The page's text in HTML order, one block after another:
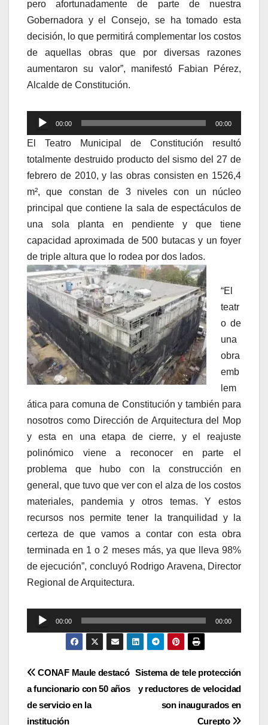
pero afortunadamente de parte de nuestra
Gobernadora y el Consejo, se ha tomado esta
decisión, lo que permitirá complementar los costos
de aquellas obras que por diversas razones
aumentaron su valor”, manifestó Fabian Pérez,
Alcalde de Constitución.
Reproductor
de
00:00 00:00
El Teatro Municipal de Constitución resultó
totalmente destruido producto del sismo del 27 de
febrero de 2010, y las obras consisten en 1526,4
m², que constan de 3 niveles con un núcleo
principal que contiene la sala de espectáculos de
una sola planta en pendiente y que tiene
capacidad aproximada de 500 butacas y un foyer
de triple altura que lo rodea por dos lados.
“El
teatr
o de
una
obra
emb
lem
ática para comuna de Constitución y también para
nosotros como Dirección de Arquitectura del Mop
y esta en una etapa de cierre, y el reajuste
polinómico viene a reconocer en parte el
problema que hubo con la construcción en
general, que tuvo que ver con el alza de los costos
materiales, pandemia y otros temas. Y estos
recursos nos permite tener la tranquilidad y la
certeza de que vamos a contar con esta obra
terminada en 1 o 2 meses más, ya que lleva 98%
de ejecución”, concluyó Rodrigo Aravena, Director
Regional de Arquitectura.
Reproductor
de
00:00 00:00
Navegación
de
Sistema de tele protección
y reductores de velocidad
son inaugurados en
Curepto
CONAF Maule destacó
a funcionario con 50 años
de servicio en la
institución